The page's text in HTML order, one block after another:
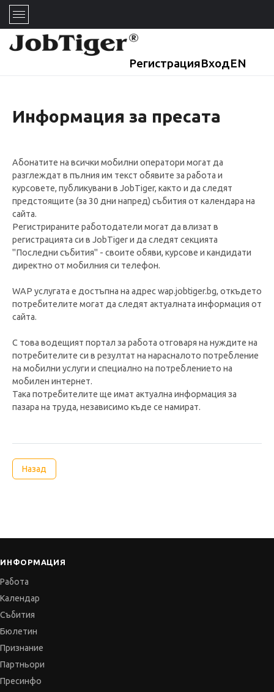
РегистрацияВходEN
Информация за пресата
Абонатите на всички мобилни оператори могат да
разглеждат в пълния им текст обявите за работа и
курсовете, публикувани в JobTiger, както и да следят
предстоящите (за 30 дни напред) събития от календара на
сайта.
Регистрираните работодатели могат да влизат в
регистрацията си в JobTiger и да следят секцията
"Последни събития" - своите обяви, курсове и кандидати
директно от мобилния си телефон.
WAP услугата е достъпна на адрес wap.jobtiger.bg, откъдето
потребителите могат да следят актуалната информация от
сайта.
С това водещият портал за работа отговаря на нуждите на
потребителите си в резултат на нарасналото потребление
на мобилни услуги и специално на потреблението на
мобилен интернет.
Така потребителите ще имат актуална информация за
пазара на труда, независимо къде се намират.
Назад
ИНФОРМАЦИЯ
Работа
Календар
Събития
Бюлетин
Признание
Партньори
Пресинфо